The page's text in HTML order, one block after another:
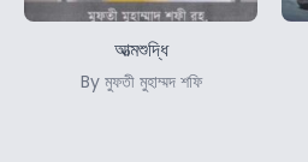
আত্মশুদ্ধি
By মুফতী মুহাম্মদ শফি